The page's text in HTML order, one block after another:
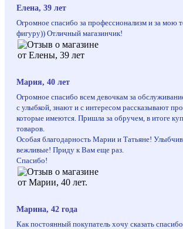
Елена, 39 лет
Огромное спасибо за профессионализм и за мою
фигуру)) Отличный магазинчик!
Мария, 40 лет
Огромное спасибо всем девочкам за
с улыбкой, знают и с интересом рассказывают
которые имеются. Пришла за обручем, в итоге
товаров.
Особая благодарность Марии и Татьяне!
вежливые! Приду к Вам еще раз.
Спасибо!
Марина, 42 года
Как постоянный покупатель хочу сказать